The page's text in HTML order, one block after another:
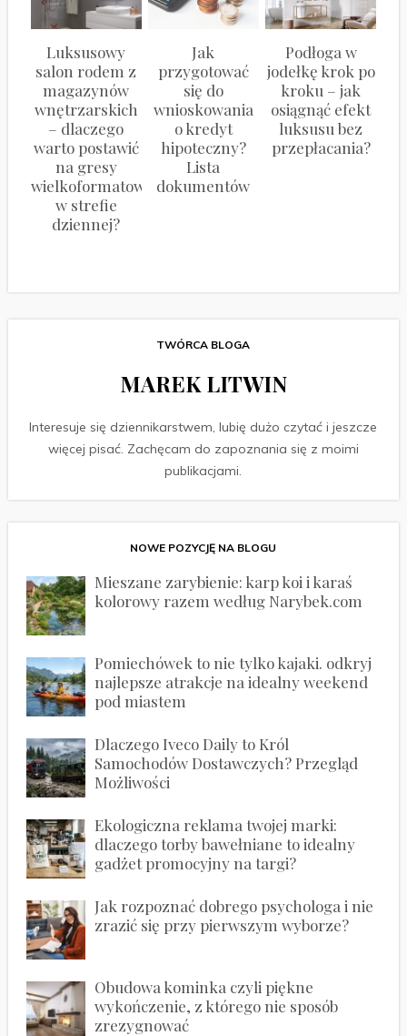
Luksusowy
salon rodem z
magazynów
wnętrzarskich
– dlaczego
warto postawić
na gresy
wielkoformatowe
w strefie
dziennej?
Jak
przygotować
się do
wnioskowania
o kredyt
hipoteczny?
Lista
dokumentów
Podłoga w
jodełkę krok po
kroku – jak
osiągnąć efekt
luksusu bez
przepłacania?
TWÓRCA BLOGA
MAREK LITWIN
Interesuje się dziennikarstwem, lubię dużo czytać i jeszcze
więcej pisać. Zachęcam do zapoznania się z moimi
publikacjami.
NOWE POZYCJĘ NA BLOGU
Mieszane zarybienie: karp koi i karaś
kolorowy razem według Narybek.com
Pomiechówek to nie tylko kajaki. odkryj
najlepsze atrakcje na idealny weekend
pod miastem
Dlaczego Iveco Daily to Król
Samochodów Dostawczych? Przegląd
Możliwości
Ekologiczna reklama twojej marki:
dlaczego torby bawełniane to idealny
gadżet promocyjny na targi?
Jak rozpoznać dobrego psychologa i nie
zrazić się przy pierwszym wyborze?
Obudowa kominka czyli piękne
wykończenie, z którego nie sposób
zrezygnować